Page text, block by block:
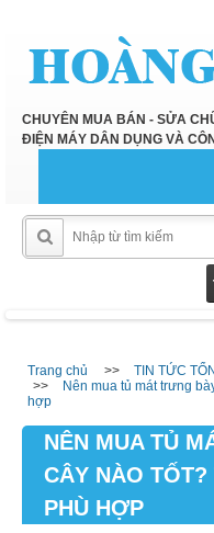
CHUYÊN MUA BÁN - SỬA
ĐIỆN MÁY DÂN DỤNG VÀ
Trang chủ
TIN TỨC
Nên mua tủ mát trưng
hợp
NÊN MUA TỦ
CÂY NÀO
PHÙ HỢP